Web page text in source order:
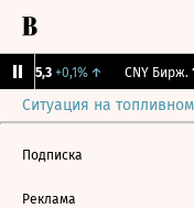
115,3 +0,1%↑ CNY Бирж.
Ситуация на
Подписка
Реклама